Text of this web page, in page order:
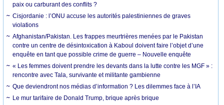
paix ou carburant des conflits ?
Cisjordanie : l’ONU accuse les autorités palestiniennes de graves
violations
Afghanistan/Pakistan. Les frappes meurtrières menées par le Pakistan
contre un centre de désintoxication à Kaboul doivent faire l’objet d’une
enquête en tant que possible crime de guerre – Nouvelle enquête
« Les femmes doivent prendre les devants dans la lutte contre les MGF » :
rencontre avec Tala, survivante et militante gambienne
Que deviendront nos médias d’information ? Les dilemmes face à l’IA
Le mur tarifaire de Donald Trump, brique après brique